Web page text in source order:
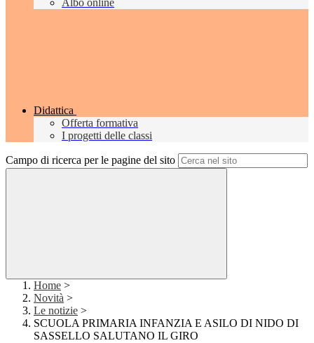
Albo online
Didattica
Offerta formativa
I progetti delle classi
Campo di ricerca per le pagine del sito
Home >
Novità >
Le notizie >
SCUOLA PRIMARIA INFANZIA E ASILO DI NIDO DI
SASSELLO SALUTANO IL GIRO